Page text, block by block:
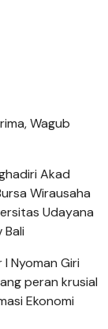
Akad
Wirausaha
Udayana
Bali
I Nyoman Giri
peran krusial
Ekonomi